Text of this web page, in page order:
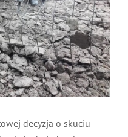
decyzja o skuciu